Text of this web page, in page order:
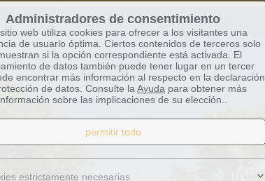
Administradores de consentimiento
web utiliza cookies para ofrecer a los visitantes una
de usuario óptima. Ciertos contenidos de terceros solo
si la opción correspondiente está activada. El
de datos también puede tener lugar en un tercer
encontrar más información al respecto en la declaración
de datos. Consulte la Ayuda para obtener más
sobre las implicaciones de su elección..
estrictamente necesarias